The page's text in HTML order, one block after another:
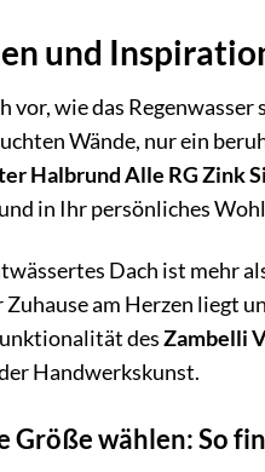
und
vor, wie das
Wände, nur ein
Halbrund Alle RG Zink
in Ihr persönliches
Dach ist mehr
Zuhause am Herzen liegt
desZambelli
Handwerkskunst.
Größe wählen: So